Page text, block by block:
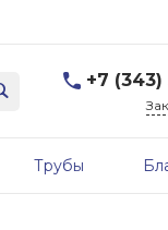
+7
г.
Трубы